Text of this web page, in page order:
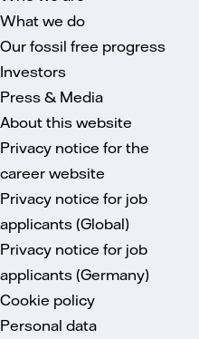
What we do
Our fossil free progress
Investors
Press & Media
About this website
Privacy notice for the
career website
Privacy notice for job
applicants (Global)
Privacy notice for job
applicants (Germany)
Cookie policy
Personal data